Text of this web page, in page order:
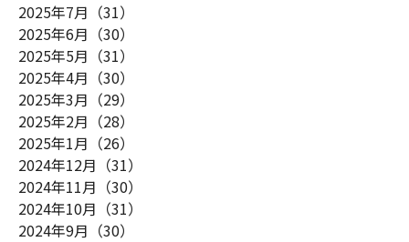
2025年7月（31）
2025年6月（30）
2025年5月（31）
2025年4月（30）
2025年3月（29）
2025年2月（28）
2025年1月（26）
2024年12月（31）
2024年11月（30）
2024年10月（31）
2024年9月（30）